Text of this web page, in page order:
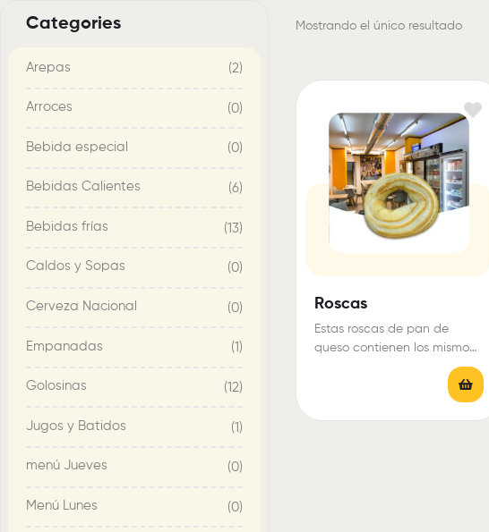
Mostrando el único resultado
Roscas
Estas roscas de pan de
queso contienen los mismo
ingredientes del pandebono
Categories
Arepas (2)
Arroces (0)
Bebida especial (0)
Bebidas Calientes (6)
Bebidas frías (13)
Caldos y Sopas (0)
Cerveza Nacional (0)
Empanadas (1)
Golosinas (12)
Jugos y Batidos (1)
menú Jueves (0)
Menú Lunes (0)